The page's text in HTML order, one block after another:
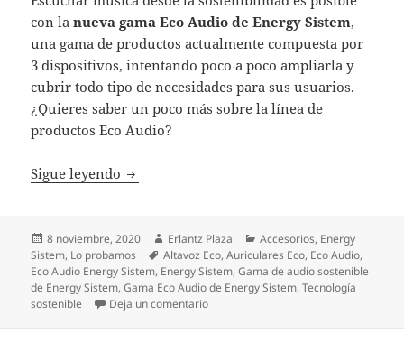
con lanueva gama Eco Audio de Energy Sistem,
una gama de productos actualmente compuesta por
3 dispositivos, intentando poco a poco ampliarla y
cubrir todo tipo de necesidades para sus usuarios.
¿Quieres saber un poco más sobre la línea de
productos Eco Audio?
Sigue leyendo Energy Sistem apuesta por una línea de
Publicado
el
8 noviembre, 2020 Autor
Erlantz Plaza Categorías
Accesorios, Energy
Sistem, Lo probamos Etiquetas
Altavoz Eco,Auriculares Eco, Eco Audio,
Eco Audio Energy Sistem, Energy Sistem,Gama de audio sostenible
de Energy Sistem,Gama Eco Audio de Energy Sistem,Tecnología
sostenible
Deja un comentarioen Energy Sistem apuesta por una